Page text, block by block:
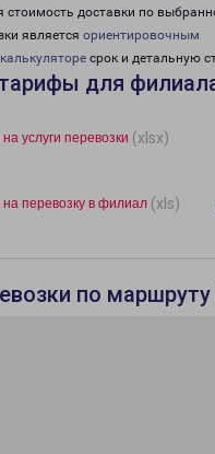
доставки по
является ориентировочным
срок и детальную
для
услуги перевозки (xlsx)
перевозку в филиал (xls)
по